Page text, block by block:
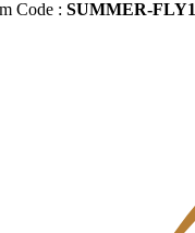
Code : SUMMER-